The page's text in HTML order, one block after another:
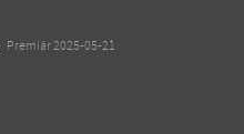
Premiär 2025-05-21